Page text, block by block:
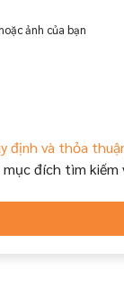
ảnh của bạn
định và thỏa
đích tìm kiếm